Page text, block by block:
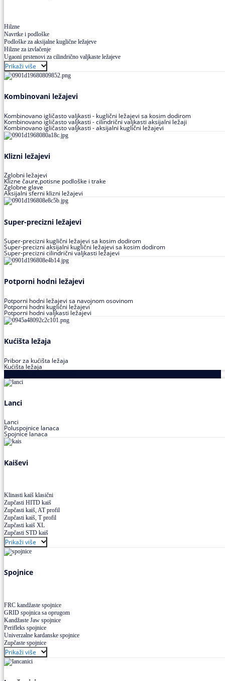
Hilzne
Navrtke i podloške
Podloške za aksijalne kuglične ležajeve
Hilzne za izvlačenje
Ugaoni prstenovi za cilindrično valjkaste ležajeve
Prikaži više
Kombinovani ležajevi
Kombinovano igličasto valjkasti - kuglični ležajevi sa kosim dodirom
Kombinovano igličasto valjkasti - cilindrični valjkasti aksijalni ležaji
Kombinovano igličasto valjkasti - aksijalni kuglični ležajevi
Klizni ležajevi
Zglobni ležajevi
Klizne čaure,potisne podloške i trake
Zglobne glave
Aksijalni sferni klizni ležajevi
Super-precizni ležajevi
Super-precizni kuglični ležajevi sa kosim dodirom
Super-precizni aksijalni kuglični ležajevi sa kosim dodirom
Super-precizni cilindrični valjkasti ležajevi
Potporni hodni ležajevi
Potporni hodni ležajevi sa navojnom osovinom
Potporni hodni kuglični ležajevi
Potporni hodni valjkasti ležajevi
Kućišta ležaja
Pribor za kućišta ležaja
Kućišta ležaja
Lanci
Lanci
Poluspojnice lanaca
Spojnice lanaca
Kaiševi
Klinasti kaiš klasični
Zupčasti HITD kaiš
Zupčasti kaiš, AT profil
Zupčasti kaiš, T profil
Zupčasti kaiš XL
Zupčasti STD kaiš
Uskoprofilno klinasto remenje
Uskoprofilno klinasto remenje spojeno
Uskoprofilno klinasto remenje XP extra power
Prikaži više
Spojnice
FRC kandžaste spojnice
GRID spojnica sa oprugom
Kandžaste Jaw spojnice
Perifleks spojnice
Univerzalne kardanske spojnice
Zupčaste spojnice
Prikaži više